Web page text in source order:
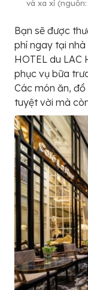
và xa xỉ
Bạn sẽ được
phí ngay tại
HOTEL du LAC
phục vụ bữa
Các món ăn,
tuyệt vời mà